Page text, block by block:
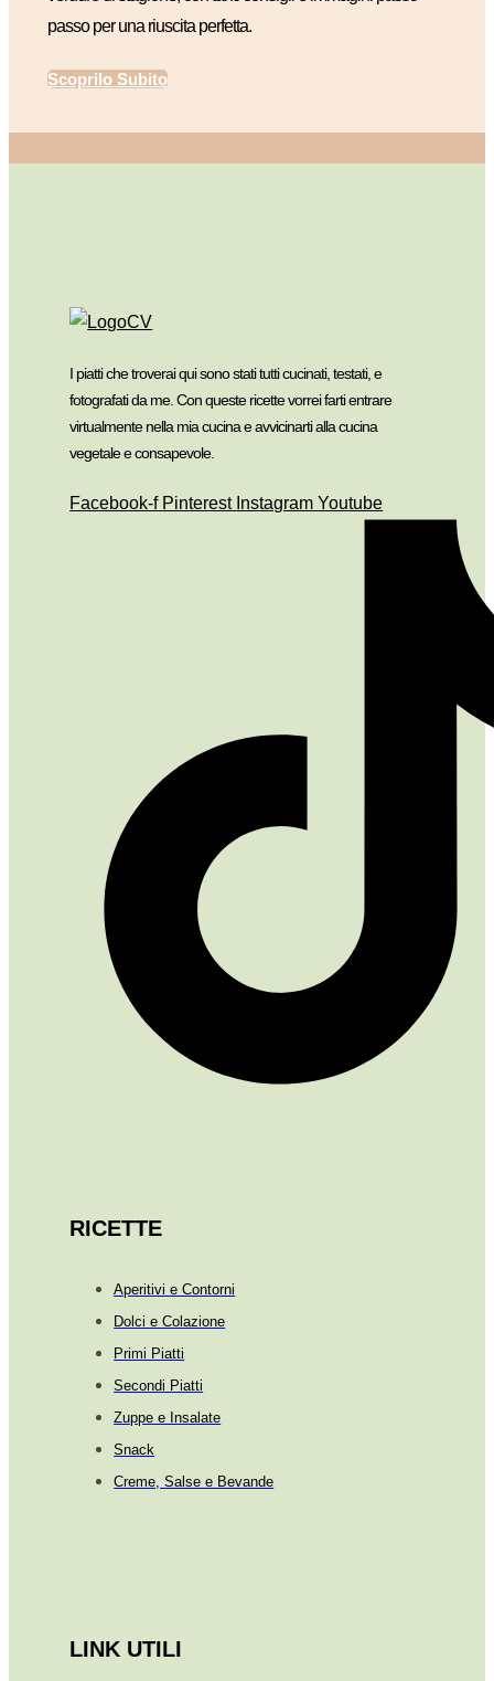
passo per una riuscita perfetta.
Scoprilo Subito
I piatti che troverai qui sono stati tutti cucinati, testati, e
fotografati da me. Con queste ricette vorrei farti entrare
virtualmente nella mia cucina e avvicinarti alla cucina
vegetale e consapevole.
Facebook-f Pinterest Instagram Youtube
RICETTE
Aperitivi e Contorni
Dolci e Colazione
Primi Piatti
Secondi Piatti
Zuppe e Insalate
Snack
Creme, Salse e Bevande
LINK UTILI